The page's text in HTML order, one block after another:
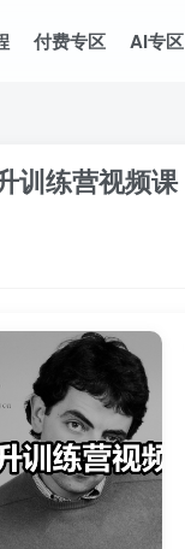
付费专区 AI专区
训练营视频课